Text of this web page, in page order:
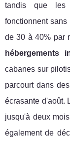
tandis que
fonctionnent
de 30 à 40% par
hébergements
cabanes sur
parcourt dans
écrasante d'août.
jusqu'à deux
également de